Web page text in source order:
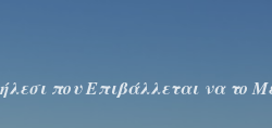
που Επιβάλλεται να το